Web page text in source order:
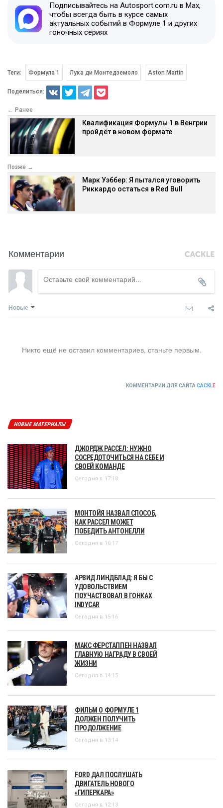
Подписывайтесь на Autosport.com.ru в Max,
чтобы всегда быть в курсе самых
актуальных событий в Формуле 1 и других
гоночных сериях
Теги: Формула 1 Лука ди Монтедземоло Aston Martin
Поделиться:
← Ранее
Квалификация Формулы 1 в Венгрии
пройдёт в новом формате
Позже →
Марк Уэббер: Я пытался уговорить
Риккардо остаться в Red Bull
Комментарии
Новые
Никто ещё не оставил комментариев, станьте первым.
КОММЕНТАРИИ ДЛЯ САЙТА CACKLE
НОВЫЕ МАТЕРИАЛЫ
ДЖОРДЖ РАССЕЛ: НУЖНО
СОСРЕДОТОЧИТЬСЯ НА СЕБЕ И
СВОЕЙ КОМАНДЕ
Сегодня в 17:18
МОНТОЙЯ НАЗВАЛ СПОСОБ,
КАК РАССЕЛ МОЖЕТ
ПОБЕДИТЬ АНТОНЕЛЛИ
Сегодня в 16:17
АРВИД ЛИНДБЛАД: Я БЫ С
УДОВОЛЬСТВИЕМ
ПОУЧАСТВОВАЛ В ГОНКАХ
INDYCAR
Сегодня в 15:16
МАКС ФЕРСТАППЕН НАЗВАЛ
ГЛАВНУЮ НАГРАДУ В СВОЕЙ
ЖИЗНИ
Сегодня в 14:15
ФИЛЬМ О ФОРМУЛЕ 1
ДОЛЖЕН ПОЛУЧИТЬ
ПРОДОЛЖЕНИЕ
Сегодня в 13:14
FORD ДАЛ ПОСЛУШАТЬ
ДВИГАТЕЛЬ НОВОГО
«ГИПЕРКАРА»
Сегодня в 12:13